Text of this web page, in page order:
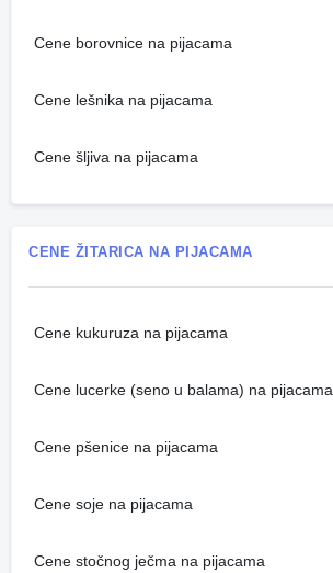
Cene borovnice na pijacama
Cene lešnika na pijacama
Cene šljiva na pijacama
CENE ŽITARICA NA PIJACAMA
Cene kukuruza na pijacama
Cene lucerke (seno u balama) na pijacama
Cene pšenice na pijacama
Cene soje na pijacama
Cene stočnog ječma na pijacama